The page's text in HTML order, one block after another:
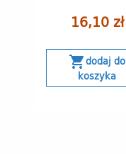
16,10 zł
shopping_cartdodaj do
koszyka